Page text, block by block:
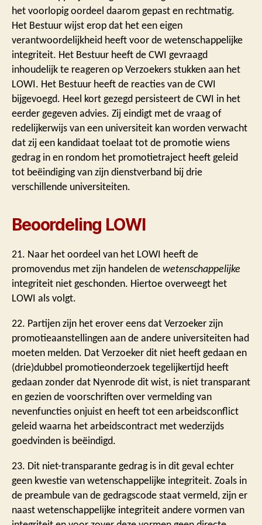
het voorlopig oordeel daarom gepast en rechtmatig.
Het Bestuur wijst erop dat het een eigen
verantwoordelijkheid heeft voor de wetenschappelijke
integriteit. Het Bestuur heeft de CWI gevraagd
inhoudelijk te reageren op Verzoekers stukken aan het
LOWI. Het Bestuur heeft de reacties van de CWI
bijgevoegd. Heel kort gezegd persisteert de CWI in het
eerder gegeven advies. Zij eindigt met de vraag of
redelijkerwijs van een universiteit kan worden verwacht
dat zij een kandidaat toelaat tot de promotie wiens
gedrag in en rondom het promotietraject heeft geleid
tot beëindiging van zijn dienstverband bij drie
verschillende universiteiten.
Beoordeling LOWI
21. Naar het oordeel van het LOWI heeft de
promovendus met zijn handelen dewetenschappelijke
integriteit niet geschonden. Hiertoe overweegt het
LOWI als volgt.
22. Partijen zijn het erover eens dat Verzoeker zijn
promotieaanstellingen aan de andere universiteiten had
moeten melden. Dat Verzoeker dit niet heeft gedaan en
(drie)dubbel promotieonderzoek tegelijkertijd heeft
gedaan zonder dat Nyenrode dit wist, is niet transparant
en gezien de voorschriften over vermelding van
nevenfuncties onjuist en heeft tot een arbeidsconflict
geleid waarna het arbeidscontract met wederzijds
goedvinden is beëindigd.
23. Dit niet-transparante gedrag is in dit geval echter
geen kwestie van wetenschappelijke integriteit. Zoals in
de preambule van de gedragscode staat vermeld, zijn er
naast wetenschappelijke integriteit andere vormen van